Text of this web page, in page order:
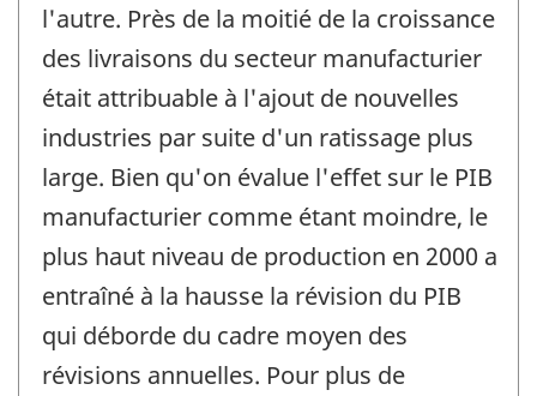
l'autre. Près de la moitié de la croissance
des livraisons du secteur manufacturier
était attribuable à l'ajout de nouvelles
industries par suite d'un ratissage plus
large. Bien qu'on évalue l'effet sur le PIB
manufacturier comme étant moindre, le
plus haut niveau de production en 2000 a
entraîné à la hausse la révision du PIB
qui déborde du cadre moyen des
révisions annuelles. Pour plus de